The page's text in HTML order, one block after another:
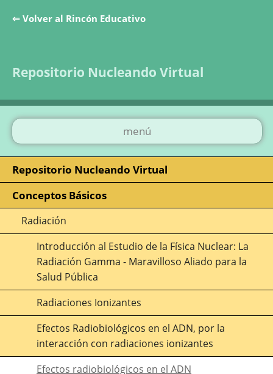
⇐ Volver al Rincón Educativo
Repositorio Nucleando Virtual
menú
Repositorio Nucleando Virtual
Conceptos Básicos
Radiación
Introducción al Estudio de la Física Nuclear: La
Radiación Gamma - Maravilloso Aliado para la
Salud Pública
Radiaciones Ionizantes
Efectos Radiobiológicos en el ADN, por la
interacción con radiaciones ionizantes
Efectos radiobiológicos en el ADN